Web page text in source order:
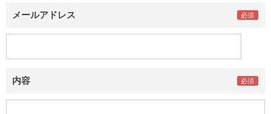
メールアドレス
内容